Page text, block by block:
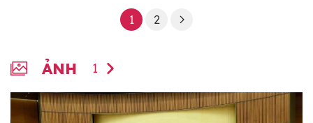
1 2
ẢNH 1